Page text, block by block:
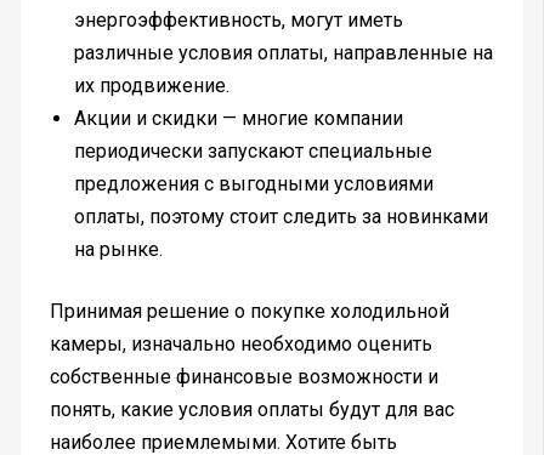
энергоэффективность, могут иметь
различные условия оплаты, направленные на
их продвижение.
Акции и скидки — многие компании
периодически запускают специальные
предложения с выгодными условиями
оплаты, поэтому стоит следить за новинками
на рынке.
Принимая решение о покупке холодильной
камеры, изначально необходимо оценить
собственные финансовые возможности и
понять, какие условия оплаты будут для вас
наиболее приемлемыми. Хотите быть